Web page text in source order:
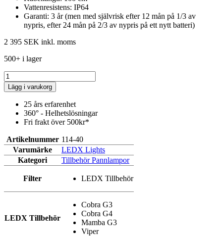
Vattenresistens: IP64
Garanti: 3 år (men med självrisk efter 12 mån på 1/3 av
nypris, efter 24 mån på 2/3 av nypris på ett nytt batteri)
2 395 SEK inkl. moms
500+ i lager
Lägg i varukorg
25 års erfarenhet
360° - Helhetslösningar
Fri frakt över 500kr*
Artikelnummer 114-40
Varumärke
LEDX Lights
Kategori
Tillbehör Pannlampor
Filter LEDX Tillbehör
LEDX Tillbehör
Cobra G3
Cobra G4
Mamba G3
Viper